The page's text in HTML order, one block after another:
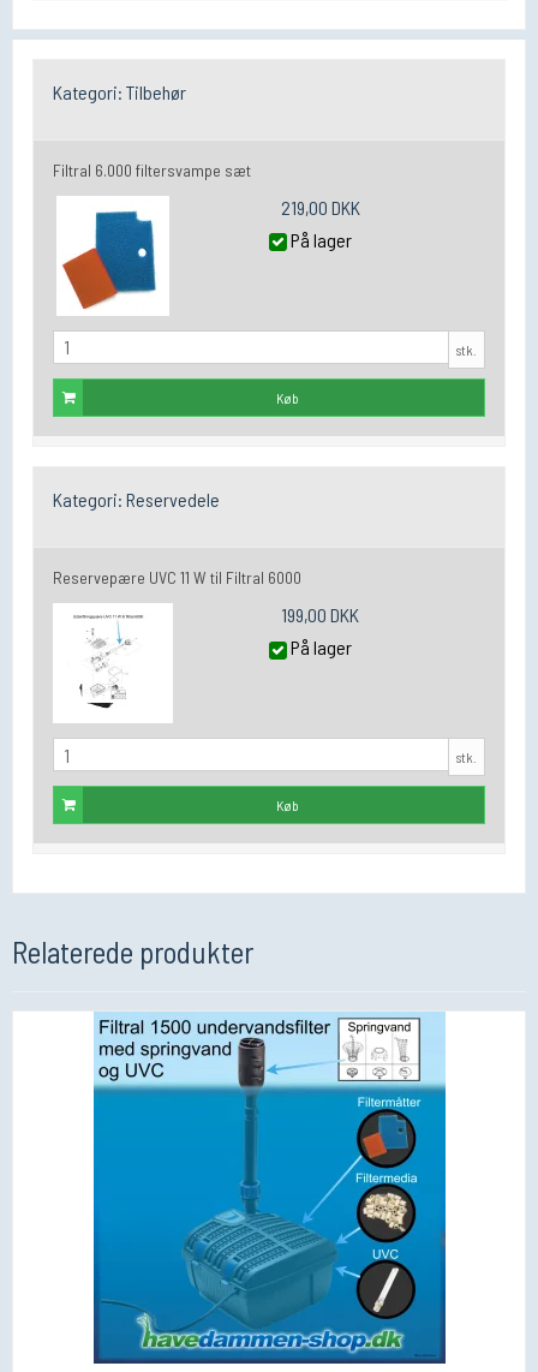
Kategori: Tilbehør
Filtral 6.000 filtersvampe sæt
219,00 DKK
På lager
stk.
Køb
Kategori: Reservedele
Reservepære UVC 11 W til Filtral 6000
199,00 DKK
På lager
stk.
Køb
Relaterede produkter